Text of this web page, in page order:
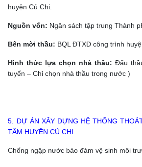
huyện Củ Chi.
Nguồn vốn: Ngân sách tập trung Thành
Bên mời thầu: BQL ĐTXD công trình
Hình thức lựa chọn nhà thầu: Đấu
tuyển – Chỉ chọn nhà thầu trong nước )
5. DỰ ÁN XÂY DỰNG HỆ THỐNG
TÂM HUYỆN CỦ CHI
Chống ngập nước bảo đảm vệ sinh môi